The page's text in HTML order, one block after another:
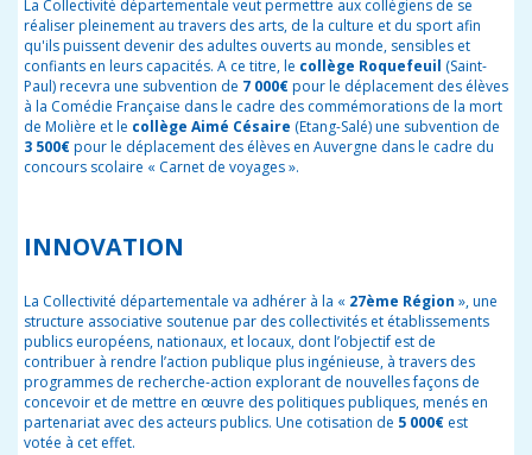
La Collectivité départementale veut permettre aux collégiens de se
réaliser pleinement au travers des arts, de la culture et du sport afin
qu'ils puissent devenir des adultes ouverts au monde, sensibles et
confiants en leurs capacités. A ce titre, le collège Roquefeuil (Saint-
Paul) recevra une subvention de 7 000€pour le déplacement des élèves
à la Comédie Française dans le cadre des commémorations de la mort
de Molière et le collège Aimé Césaire (Etang-Salé) une subvention de
3 500€pour le déplacement des élèves en Auvergne dans le cadre du
concours scolaire « Carnet de voyages ».
INNOVATION
La Collectivité départementale va adhérer à la « 27ème Région », une
structure associative soutenue par des collectivités et établissements
publics européens, nationaux, et locaux, dont l’objectif est de
contribuer à rendre l’action publique plus ingénieuse, à travers des
programmes de recherche-action explorant de nouvelles façons de
concevoir et de mettre en œuvre des politiques publiques, menés en
partenariat avec des acteurs publics. Une cotisation de 5 000€ est
votée à cet effet.